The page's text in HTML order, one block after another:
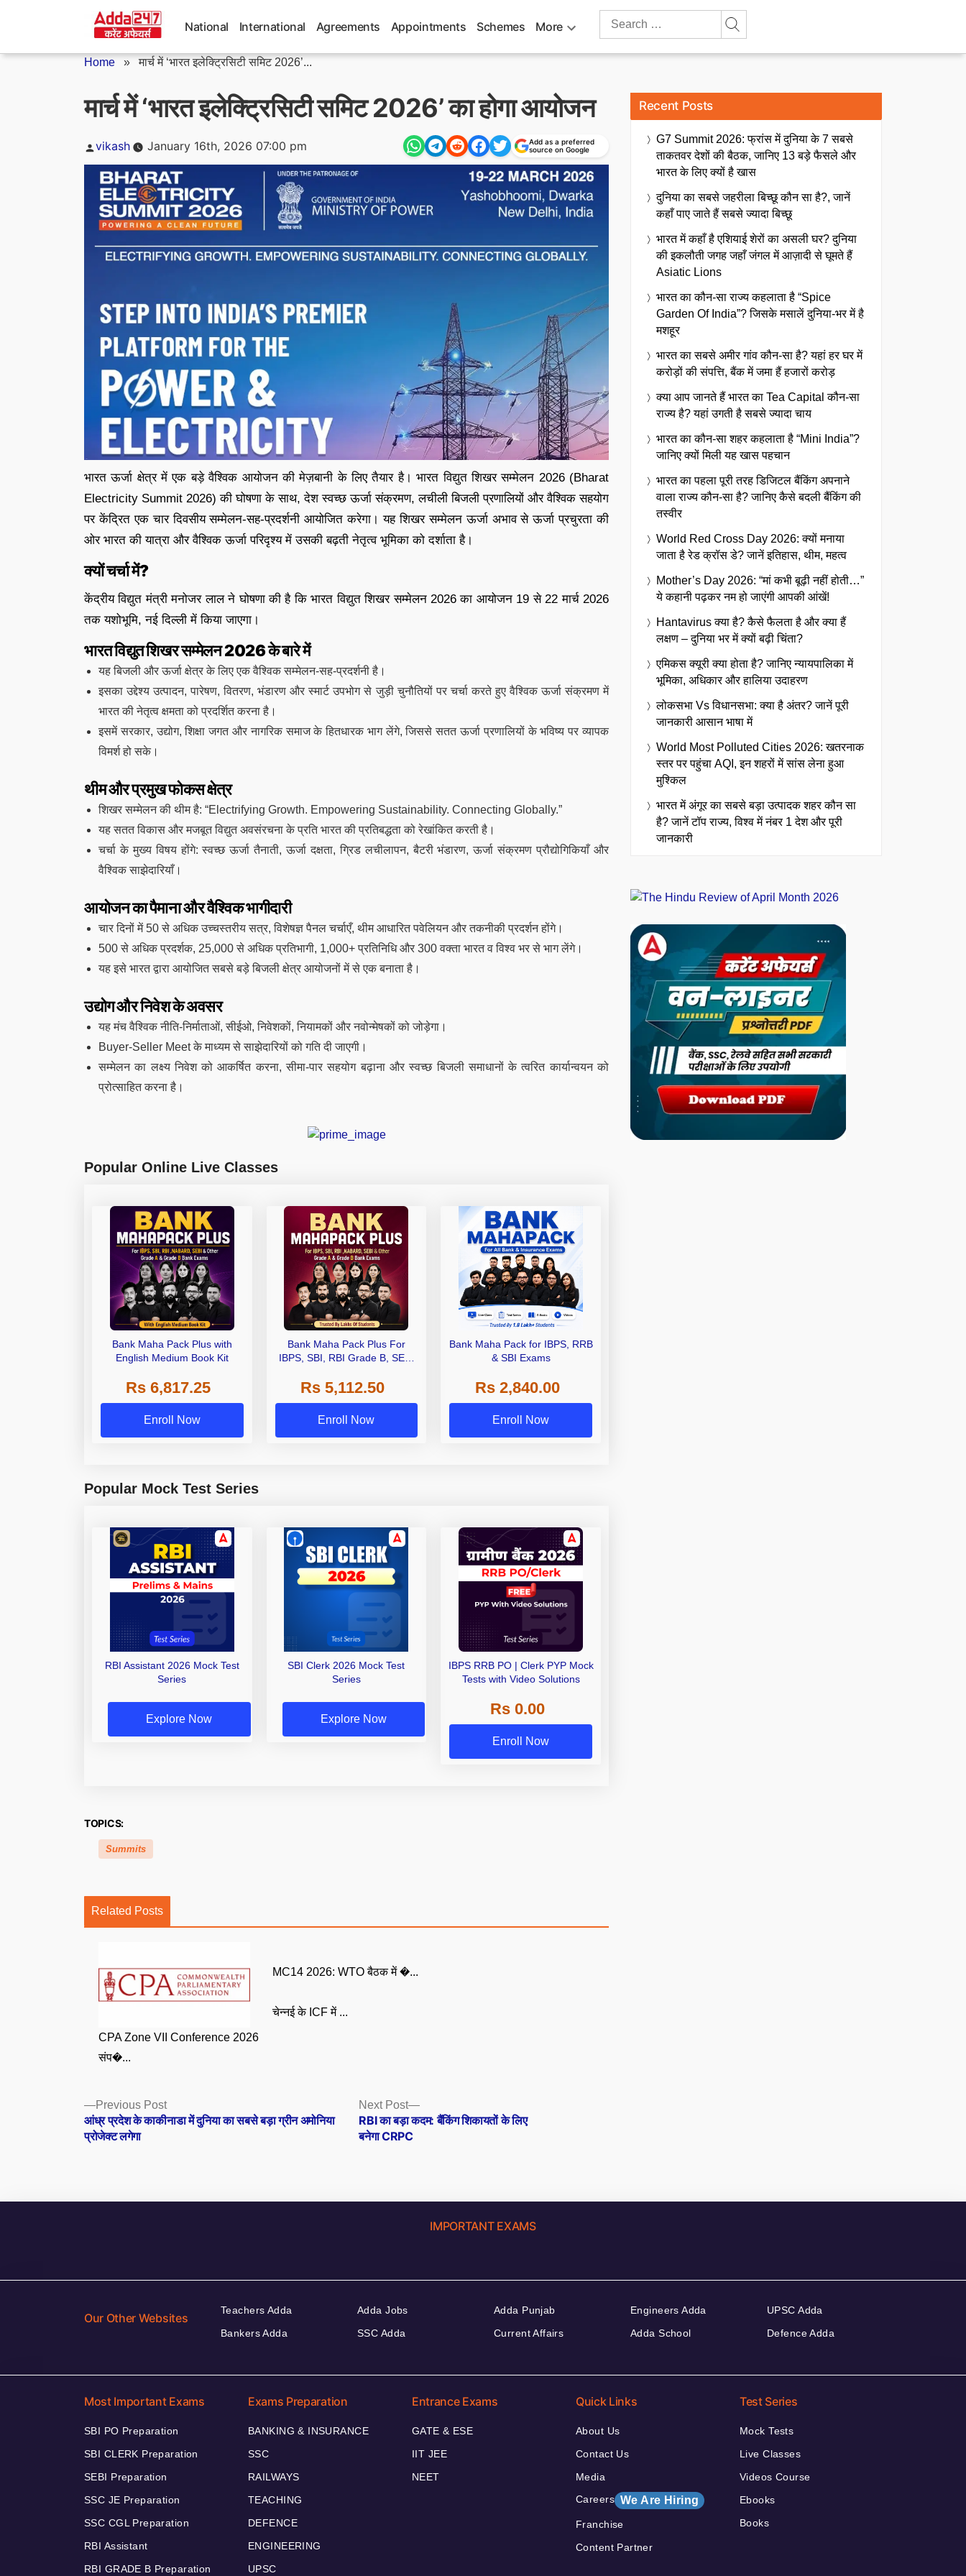
National International Agreements Appointments Schemes More
Search
Home »मार्च में ‘भारत इलेक्ट्रिसिटी समिट 2026’...
मार्च में ‘भारत इलेक्ट्रिसिटी समिट 2026’ का होगा आयोजन
Posted
vikash January 16th, 2026 07:00 pm
Add as a preferred
source on Google
भारत ऊर्जा क्षेत्र में एक बड़े वैश्विक आयोजन की मेज़बानी के लिए तैयार है। भारत विद्युत शिखर सम्मेलन 2026 (Bharat
Electricity Summit 2026) की घोषणा के साथ, देश स्वच्छ ऊर्जा संक्रमण, लचीली बिजली प्रणालियों और वैश्विक सहयोग
पर केंद्रित एक चार दिवसीय सम्मेलन-सह-प्रदर्शनी आयोजित करेगा। यह शिखर सम्मेलन ऊर्जा अभाव से ऊर्जा प्रचुरता की
ओर भारत की यात्रा और वैश्विक ऊर्जा परिदृश्य में उसकी बढ़ती नेतृत्व भूमिका को दर्शाता है।
क्यों चर्चा में?
केंद्रीय विद्युत मंत्री मनोजर लाल ने घोषणा की है कि भारत विद्युत शिखर सम्मेलन 2026 का आयोजन 19 से 22 मार्च 2026
तक यशोभूमि, नई दिल्ली में किया जाएगा।
भारत विद्युत शिखर सम्मेलन 2026 के बारे में
यह बिजली और ऊर्जा क्षेत्र के लिए एक वैश्विक सम्मेलन-सह-प्रदर्शनी है।
इसका उद्देश्य उत्पादन, पारेषण, वितरण, भंडारण और स्मार्ट उपभोग से जुड़ी चुनौतियों पर चर्चा करते हुए वैश्विक ऊर्जा संक्रमण में
भारत की नेतृत्व क्षमता को प्रदर्शित करना है।
इसमें सरकार, उद्योग, शिक्षा जगत और नागरिक समाज के हितधारक भाग लेंगे, जिससे सतत ऊर्जा प्रणालियों के भविष्य पर व्यापक
विमर्श हो सके।
थीम और प्रमुख फोकस क्षेत्र
शिखर सम्मेलन की थीम है: “Electrifying Growth. Empowering Sustainability. Connecting Globally.”
यह सतत विकास और मजबूत विद्युत अवसंरचना के प्रति भारत की प्रतिबद्धता को रेखांकित करती है।
चर्चा के मुख्य विषय होंगे: स्वच्छ ऊर्जा तैनाती, ऊर्जा दक्षता, ग्रिड लचीलापन, बैटरी भंडारण, ऊर्जा संक्रमण प्रौद्योगिकियाँ और
वैश्विक साझेदारियाँ।
आयोजन का पैमाना और वैश्विक भागीदारी
चार दिनों में 50 से अधिक उच्चस्तरीय सत्र, विशेषज्ञ पैनल चर्चाएँ, थीम आधारित पवेलियन और तकनीकी प्रदर्शन होंगे।
500 से अधिक प्रदर्शक, 25,000 से अधिक प्रतिभागी, 1,000+ प्रतिनिधि और 300 वक्ता भारत व विश्व भर से भाग लेंगे।
यह इसे भारत द्वारा आयोजित सबसे बड़े बिजली क्षेत्र आयोजनों में से एक बनाता है।
उद्योग और निवेश के अवसर
यह मंच वैश्विक नीति-निर्माताओं, सीईओ, निवेशकों, नियामकों और नवोन्मेषकों को जोड़ेगा।
Buyer-Seller Meet के माध्यम से साझेदारियों को गति दी जाएगी।
सम्मेलन का लक्ष्य निवेश को आकर्षित करना, सीमा-पार सहयोग बढ़ाना और स्वच्छ बिजली समाधानों के त्वरित कार्यान्वयन को
प्रोत्साहित करना है।
Popular Online Live Classes
Bank Maha Pack Plus with
English Medium Book Kit
Rs 6,817.25
Enroll Now
Bank Maha Pack Plus For
IBPS, SBI, RBI Grade B, SEBI
Other Grade A & Grade B Bank
Exams
Rs 5,112.50
Enroll Now
Bank Maha Pack for IBPS, RRB
& SBI Exams
Rs 2,840.00
Enroll Now
Popular Mock Test Series
RBI Assistant 2026 Mock Test
Series
Explore Now
SBI Clerk 2026 Mock Test
Series
Explore Now
IBPS RRB PO | Clerk PYP Mock
Tests with Video Solutions
Rs 0.00
Enroll Now
TOPICS:
Summits
Related Posts
CPA Zone VII Conference 2026
संप�...
MC14 2026: WTO बैठक में �...
चेन्नई के ICF में ...
Posts
navigation
Previous PostPrevious
post:
आंध्र प्रदेश के काकीनाडा में दुनिया का सबसे बड़ा ग्रीन अमोनिया
प्रोजेक्ट लगेगा
Next Post
Next
post:
RBI का बड़ा कदम: बैंकिंग शिकायतों के लिए
बनेगा CRPC
Recent Posts
G7 Summit 2026: फ्रांस में दुनिया के 7 सबसे
ताकतवर देशों की बैठक, जानिए 13 बड़े फैसले और
भारत के लिए क्यों है खास
दुनिया का सबसे जहरीला बिच्छू कौन सा है?, जानें
कहाँ पाए जाते हैं सबसे ज्यादा बिच्छू
भारत में कहाँ है एशियाई शेरों का असली घर? दुनिया
की इकलौती जगह जहाँ जंगल में आज़ादी से घूमते हैं
Asiatic Lions
भारत का कौन-सा राज्य कहलाता है “Spice
Garden Of India”? जिसके मसालें दुनिया-भर में है
मशहूर
भारत का सबसे अमीर गांव कौन-सा है? यहां हर घर में
करोड़ों की संपत्ति, बैंक में जमा हैं हजारों करोड़
क्या आप जानते हैं भारत का Tea Capital कौन-सा
राज्य है? यहां उगती है सबसे ज्यादा चाय
भारत का कौन-सा शहर कहलाता है “Mini India”?
जानिए क्यों मिली यह खास पहचान
भारत का पहला पूरी तरह डिजिटल बैंकिंग अपनाने
वाला राज्य कौन-सा है? जानिए कैसे बदली बैंकिंग की
तस्वीर
World Red Cross Day 2026: क्यों मनाया
जाता है रेड क्रॉस डे? जानें इतिहास, थीम, महत्व
Mother’s Day 2026: “मां कभी बूढ़ी नहीं होती…”
ये कहानी पढ़कर नम हो जाएंगी आपकी आंखें!
Hantavirus क्या है? कैसे फैलता है और क्या हैं
लक्षण – दुनिया भर में क्यों बढ़ी चिंता?
एमिकस क्यूरी क्या होता है? जानिए न्यायपालिका में
भूमिका, अधिकार और हालिया उदाहरण
लोकसभा Vs विधानसभा: क्या है अंतर? जानें पूरी
जानकारी आसान भाषा में
World Most Polluted Cities 2026: खतरनाक
स्तर पर पहुंचा AQI, इन शहरों में सांस लेना हुआ
मुश्किल
भारत में अंगूर का सबसे बड़ा उत्पादक शहर कौन सा
है? जानें टॉप राज्य, विश्व में नंबर 1 देश और पूरी
जानकारी
IMPORTANT EXAMS
Our Other Websites
Teachers Adda
Bankers Adda
Adda Jobs
SSC Adda
Adda Punjab
Current Affairs
Engineers Adda
Adda School
UPSC Adda
Defence Adda
Most Important Exams
SBI PO Preparation
SBI CLERK Preparation
SEBI Preparation
SSC JE Preparation
SSC CGL Preparation
RBI Assistant
RBI GRADE B Preparation
Exams Preparation
BANKING & INSURANCE
SSC
RAILWAYS
TEACHING
DEFENCE
ENGINEERING
UPSC
Entrance Exams
GATE & ESE
IIT JEE
NEET
Quick Links
About Us
Contact Us
Media
Careers We Are Hiring
Franchise
Content Partner
Test Series
Mock Tests
Live Classes
Videos Course
Ebooks
Books